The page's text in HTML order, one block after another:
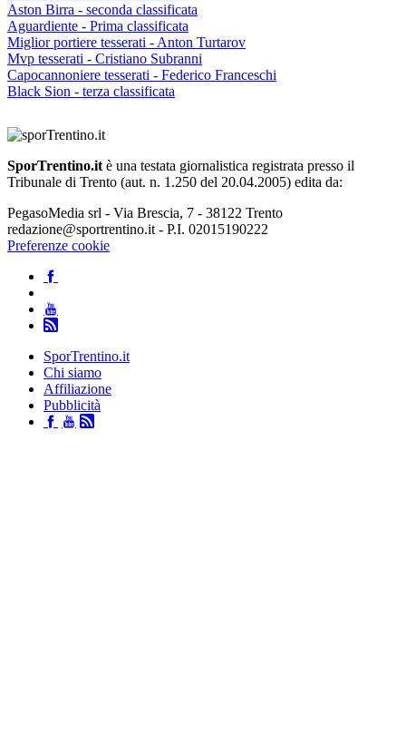
Aston Birra - seconda classificata
Aguardiente - Prima classificata
Miglior portiere tesserati - Anton Turtarov
Mvp tesserati - Cristiano Subranni
Capocannoniere tesserati - Federico Franceschi
Black Sion - terza classificata
SporTrentino.it è una testata giornalistica registrata presso il
Tribunale di Trento (aut. n. 1.250 del 20.04.2005) edita da:
PegasoMedia srl - Via Brescia, 7 - 38122 Trento
redazione@sportrentino.it - P.I. 02015190222
Preferenze cookie
SporTrentino.it
Chi siamo
Affiliazione
Pubblicità